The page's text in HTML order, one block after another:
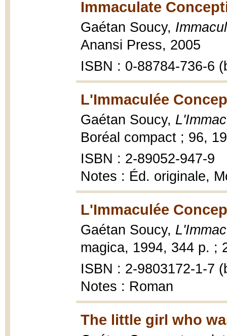
Immaculate
Gaétan Soucy,
Anansi Press, 2005
ISBN : 0-88784-736-6
L'Immaculée
Gaétan Soucy,
Boréal compact ; 96,
ISBN : 2-89052-947-9
Notes : Éd. originale,
L'Immaculée
Gaétan Soucy,
magica, 1994, 344 p. ;
ISBN : 2-9803172-1-7
Notes : Roman
The little girl who